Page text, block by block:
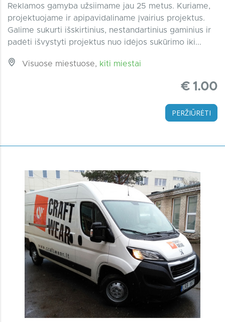
Reklamos gamyba užsiimame jau 25 metus. Kuriame,
projektuojame ir apipavidaliname įvairius projektus.
Galime sukurti išskirtinius, nestandartinius gaminius ir
padėti išvystyti projektus nuo idėjos sukūrimo iki...
Visuose miestuose, kiti miestai
€ 1.00
PERŽIŪRĖTI